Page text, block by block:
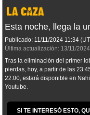
Esta noche, llega la
Publicado: 11/11/2024 11:34
Última actualización: 13/11/2024
Tras la eliminación del primer
pierdas, hoy, a partir de las
22:00, estará disponible en
Youtube.
SI TE INTERESÓ ESTO,